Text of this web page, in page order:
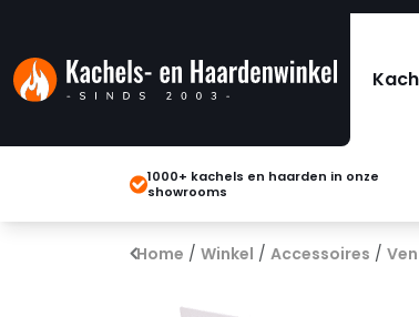
1000+ kachels en haarden in onze
showrooms
Home / Winkel / Accessoires /